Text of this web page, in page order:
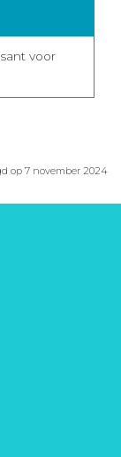
voor
op 7 november 2024